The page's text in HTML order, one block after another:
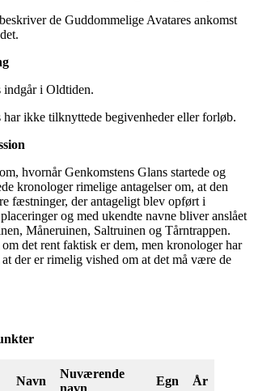
de Guddommelige Avatares ankomst
indgår i Oldtiden.
har ikke tilknyttede begivenheder eller forløb.
hvornår Genkomstens Glans startede og
kronologer rimelige antagelser om, at den
fæstninger, der antageligt blev opført i
og med ukendte navne bliver anslået
Måneruinen, Saltruinen og Tårntrappen.
det rent faktisk er dem, men kronologer har
der er rimelig vished om at det må være de
Navn
Nuværende
navn
Egn År